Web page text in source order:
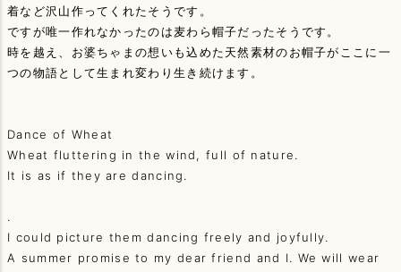
着など沢山作ってくれたそうです。
ですが唯一作れなかったのは麦わら帽子だったそうです。
時を越え、お婆ちゃまの想いも込めた天然素材のお帽子がここに一
つの物語として生まれ変わり生き続けます。
Dance of Wheat
Wheat fluttering in the wind, full of nature.
It is as if they are dancing.
.
I could picture them dancing freely and joyfully.
A summer promise to my dear friend and I. We will wear